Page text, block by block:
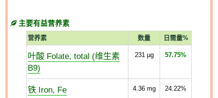
主要有益营养素
营养素 数量 日需量%
叶酸 Folate, total (维生素
B9)
231µg 57.75%
铁 Iron, Fe 4.36mg 24.22%